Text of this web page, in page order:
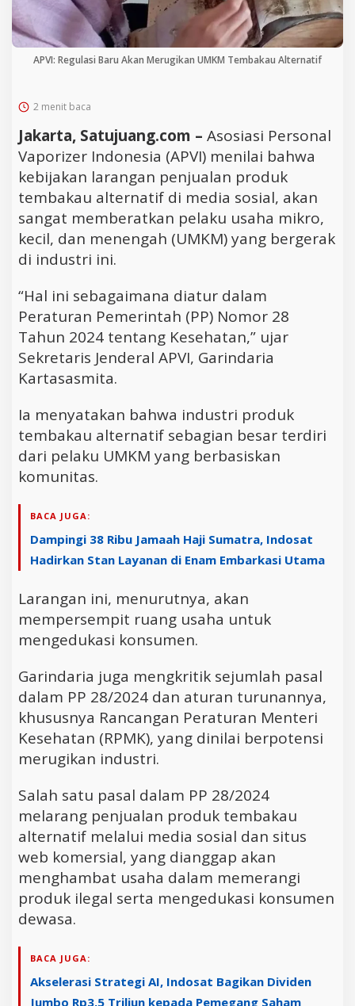
APVI: Regulasi Baru Akan Merugikan UMKM Tembakau Alternatif
2 menit baca
Jakarta, Satujuang.com – Asosiasi Personal
Vaporizer Indonesia (APVI) menilai bahwa
kebijakan larangan penjualan produk
tembakau alternatif di media sosial, akan
sangat memberatkan pelaku usaha mikro,
kecil, dan menengah (UMKM) yang bergerak
di industri ini.
“Hal ini sebagaimana diatur dalam
Peraturan Pemerintah (PP) Nomor 28
Tahun 2024 tentang Kesehatan,” ujar
Sekretaris Jenderal APVI, Garindaria
Kartasasmita.
Ia menyatakan bahwa industri produk
tembakau alternatif sebagian besar terdiri
dari pelaku UMKM yang berbasiskan
komunitas.
BACA JUGA:
Dampingi 38 Ribu Jamaah Haji Sumatra, Indosat
Hadirkan Stan Layanan di Enam Embarkasi Utama
Larangan ini, menurutnya, akan
mempersempit ruang usaha untuk
mengedukasi konsumen.
Garindaria juga mengkritik sejumlah pasal
dalam PP 28/2024 dan aturan turunannya,
khususnya Rancangan Peraturan Menteri
Kesehatan (RPMK), yang dinilai berpotensi
merugikan industri.
Salah satu pasal dalam PP 28/2024
melarang penjualan produk tembakau
alternatif melalui media sosial dan situs
web komersial, yang dianggap akan
menghambat usaha dalam memerangi
produk ilegal serta mengedukasi konsumen
dewasa.
BACA JUGA:
Akselerasi Strategi AI, Indosat Bagikan Dividen
Jumbo Rp3,5 Triliun kepada Pemegang Saham